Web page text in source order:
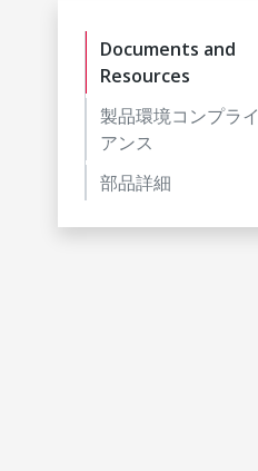
Documents and
Resources
製品環境コンプライ
アンス
部品詳細